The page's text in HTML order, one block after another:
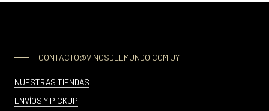
CONTACTO@VINOSDELMUNDO.COM.UY
NUESTRAS TIENDAS
ENVÍOS Y PICKUP